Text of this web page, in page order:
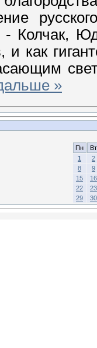
- Колчак,
как
»
Пн
Вт
1
2
8
9
15
16
22
23
29
30